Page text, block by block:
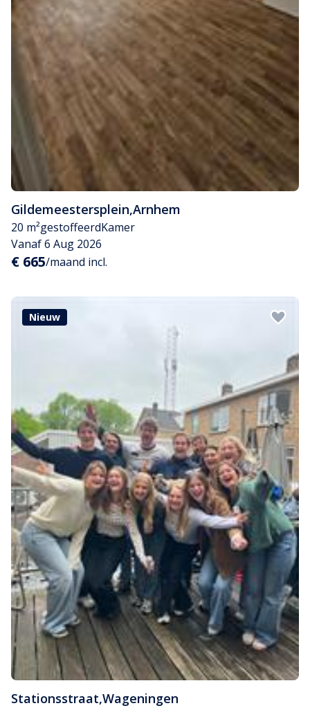
Gildemeestersplein,Arnhem
20 m²gestoffeerdKamer
Vanaf 6 Aug 2026
€ 665/maand incl.
Nieuw
Stationsstraat,Wageningen